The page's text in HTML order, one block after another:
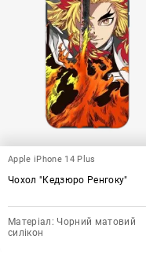
Apple iPhone 14 Plus
Чохол "Кедзюро Ренгоку"
Матеріал: Чорний матовий
силікон